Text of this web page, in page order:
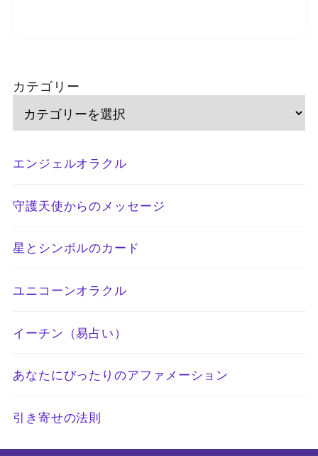
カテゴリー
エンジェルオラクル
守護天使からのメッセージ
星とシンボルのカード
ユニコーンオラクル
イーチン（易占い）
あなたにぴったりのアファメーション
引き寄せの法則